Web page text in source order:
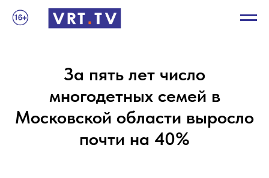
За пять лет число
многодетных семей в
Московской области выросло
почти на 40%